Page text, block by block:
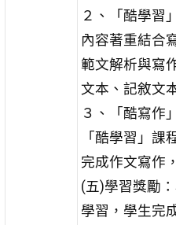
２、「酷學習
內容著重結合
範文解析與寫
文本、記敘文
３、「酷寫作
「酷學習」課
完成作文寫作
(五)學習獎勵
學習，學生完